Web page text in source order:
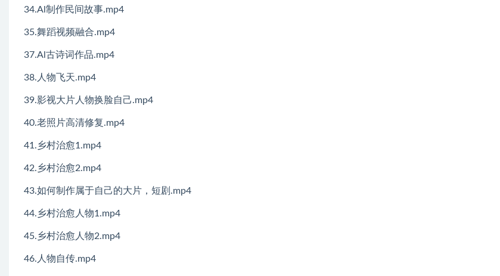
34.Al制作民间故事.mp4
35.舞蹈视频融合.mp4
37.Al古诗词作品.mp4
38.人物飞天.mp4
39.影视大片人物换脸自己.mp4
40.老照片高清修复.mp4
41.乡村治愈1.mp4
42.乡村治愈2.mp4
43.如何制作属于自己的大片，短剧.mp4
44.乡村治愈人物1.mp4
45.乡村治愈人物2.mp4
46.人物自传.mp4